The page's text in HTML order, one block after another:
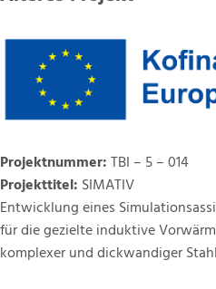
Projektnummer:TBI – 5 – 014
Projekttitel: SIMATIV
Entwicklung eines
für die gezielte induktive
komplexer und dickwandiger